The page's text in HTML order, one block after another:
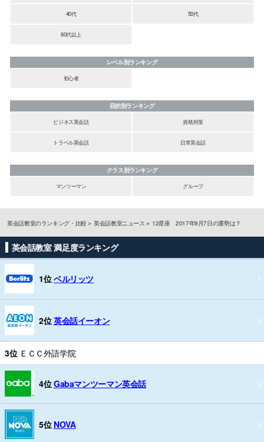
40代 50代
60代以上
レベル別ランキング
初心者
目的別ランキング
ビジネス英会話
資格対策
トラベル英会話 日常英会話
クラス別ランキング
マンツーマン
グループ
英会話教室のランキング・比較 英会話教室ニュース 12星座 2017年9月7日の運勢は？
英会話教室 満足度ランキング
1位ベルリッツ
2位英会話イーオン
3位 ＥＣＣ外語学院
4位Gabaマンツーマン英会話
5位 NOVA